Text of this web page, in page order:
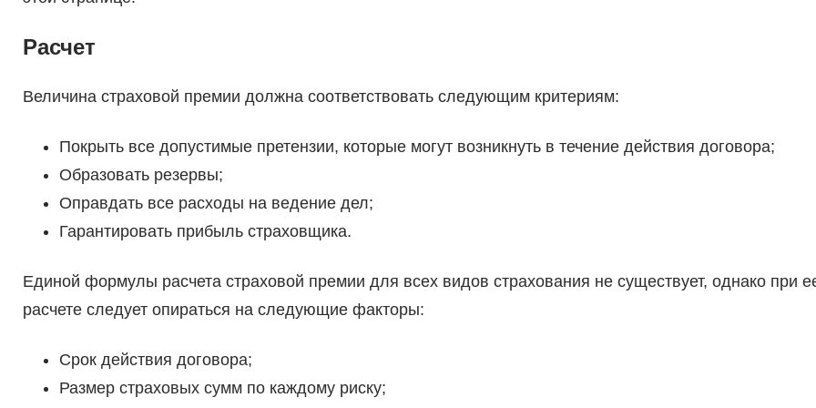
Расчет
Величина страховой премии должна соответствовать следующим критериям:
Покрыть все допустимые претензии, которые могут возникнуть в течение действия договора;
Образовать резервы;
Оправдать все расходы на ведение дел;
Гарантировать прибыль страховщика.
Единой формулы расчета страховой премии для всех видов страхования не существует, однако при
расчете следует опираться на следующие факторы:
Срок действия договора;
Размер страховых сумм по каждому риску;